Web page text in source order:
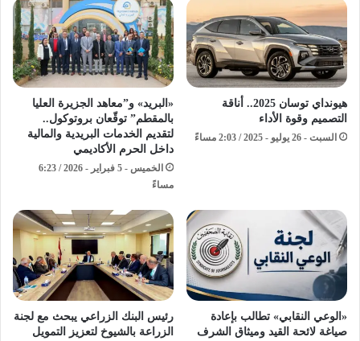
هيونداي توسان 2025.. أناقة
التصميم وقوة الأداء
السبت - 26 يوليو - 2025 / 2:03 مساءً
«البريد» و”معاهد الجزيرة العليا
بالمقطم” توقّعان بروتوكول..
لتقديم الخدمات البريدية والمالية
داخل الحرم الأكاديمي
الخميس - 5 فبراير - 2026 / 6:23
مساءً
«الوعي النقابي» تطالب بإعادة
صياغة لائحة القيد وميثاق الشرف
رئيس البنك الزراعي يبحث مع لجنة
الزراعة بالشيوخ لتعزيز التمويل